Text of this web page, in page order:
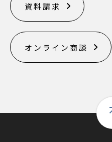
資料請求
オンライン商談